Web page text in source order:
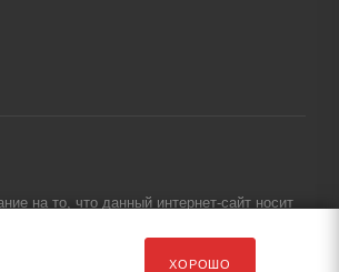
на то, что данный интернет-сайт носит
ХОРОШО